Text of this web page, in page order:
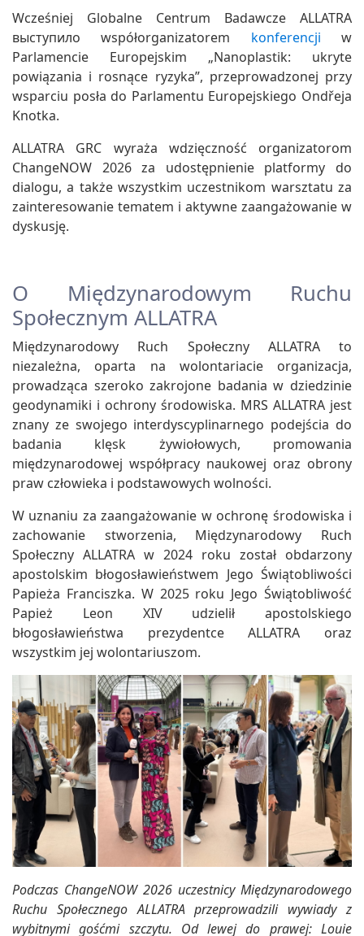
Wcześniej Globalne Centrum Badawcze ALLATRA
выступило współorganizatorem konferencji w
Parlamencie Europejskim „Nanoplastik: ukryte
powiązania i rosnące ryzyka”, przeprowadzonej przy
wsparciu posła do Parlamentu Europejskiego Ondřeja
Knotka.
ALLATRA GRC wyraża wdzięczność organizatorom
ChangeNOW 2026 za udostępnienie platformy do
dialogu, a także wszystkim uczestnikom warsztatu za
zainteresowanie tematem i aktywne zaangażowanie w
dyskusję.
O Międzynarodowym Ruchu
Społecznym ALLATRA
Międzynarodowy Ruch Społeczny ALLATRA to
niezależna, oparta na wolontariacie organizacja,
prowadząca szeroko zakrojone badania w dziedzinie
geodynamiki i ochrony środowiska. MRS ALLATRA jest
znany ze swojego interdyscyplinarnego podejścia do
badania klęsk żywiołowych, promowania
międzynarodowej współpracy naukowej oraz obrony
praw człowieka i podstawowych wolności.
W uznaniu za zaangażowanie w ochronę środowiska i
zachowanie stworzenia, Międzynarodowy Ruch
Społeczny ALLATRA w 2024 roku został obdarzony
apostolskim błogosławieństwem Jego Świątobliwości
Papieża Franciszka. W 2025 roku Jego Świątobliwość
Papież Leon XIV udzielił apostolskiego
błogosławieństwa prezydentce ALLATRA oraz
wszystkim jej wolontariuszom.
Podczas ChangeNOW 2026 uczestnicy Międzynarodowego
Ruchu Społecznego ALLATRA przeprowadzili wywiady z
wybitnymi gośćmi szczytu. Od lewej do prawej: Louie